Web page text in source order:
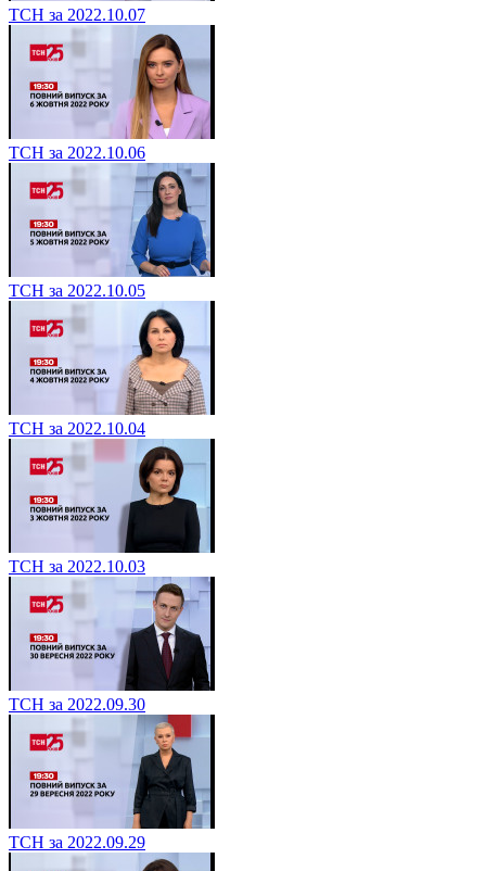
ТСН за 2022.10.07
ТСН за 2022.10.06
ТСН за 2022.10.05
ТСН за 2022.10.04
ТСН за 2022.10.03
ТСН за 2022.09.30
ТСН за 2022.09.29